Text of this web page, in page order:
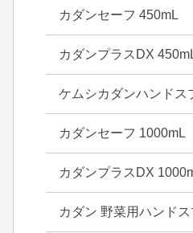
カダンセーフ 450mL
カダンプラスDX
ケムシカダンハンドス
カダンセーフ 1000mL
カダンプラスDX
カダン 野菜用ハンド